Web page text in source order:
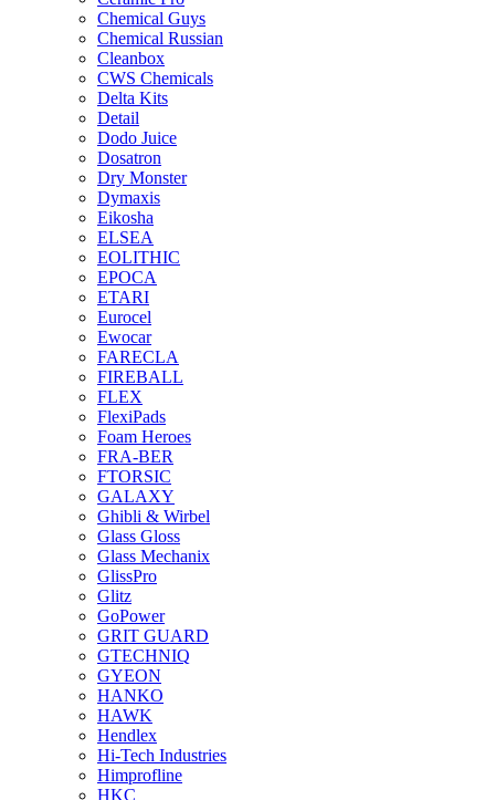
Chemical Guys
Chemical Russian
Cleanbox
CWS Chemicals
Delta Kits
Detail
Dodo Juice
Dosatron
Dry Monster
Dymaxis
Eikosha
ELSEA
EOLITHIC
EPOCA
ETARI
Eurocel
Ewocar
FARECLA
FIREBALL
FLEX
FlexiPads
Foam Heroes
FRA-BER
FTORSIC
GALAXY
Ghibli & Wirbel
Glass Gloss
Glass Mechanix
GlissPro
Glitz
GoPower
GRIT GUARD
GTECHNIQ
GYEON
HANKO
HAWK
Hendlex
Hi-Tech Industries
Himprofline
HKC